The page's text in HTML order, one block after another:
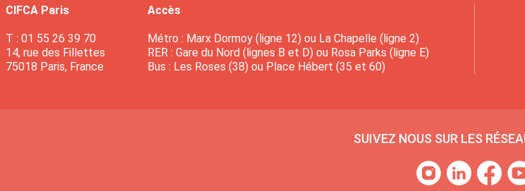
CIFCA Paris
T : 01 55 26 39 70
14, rue des Fillettes
75018 Paris, France
Accès
Métro : Marx Dormoy (ligne 12) ou La Chapelle (ligne 2)
RER : Gare du Nord (lignes B et D) ou Rosa Parks (ligne E)
Bus : Les Roses (38) ou Place Hébert (35 et 60)
SUIVEZ NOUS SUR LES